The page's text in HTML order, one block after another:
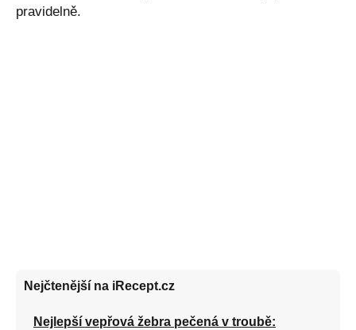
pravidelně.
Nejčtenější na iRecept.cz
Nejlepší vepřová žebra pečená v troubě: